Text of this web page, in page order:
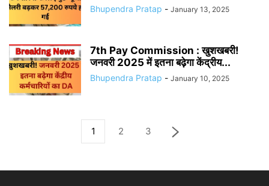
Bhupendra Pratap - January 13, 2025
7th Pay Commission : खुशखबरी!
जनवरी 2025 में इतना बढ़ेगा केंद्रीय...
Bhupendra Pratap - January 10, 2025
1 2 3